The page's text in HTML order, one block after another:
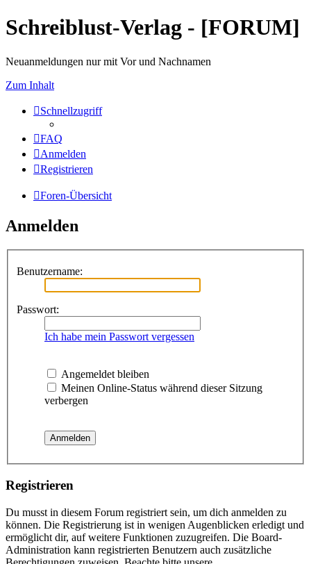
Schreiblust-Verlag - [FORUM]
Neuanmeldungen nur mit Vor und Nachnamen
Zum Inhalt
Schnellzugriff
FAQ
Anmelden
Registrieren
Foren-Übersicht
Anmelden
Benutzername:
Passwort:
Ich habe mein Passwort vergessen
Angemeldet bleiben
Meinen Online-Status während dieser Sitzung
verbergen
Registrieren
Du musst in diesem Forum registriert sein, um dich anmelden zu
können. Die Registrierung ist in wenigen Augenblicken erledigt und
ermöglicht dir, auf weitere Funktionen zuzugreifen. Die Board-
Administration kann registrierten Benutzern auch zusätzliche